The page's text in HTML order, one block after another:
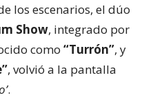
los escenarios, el dúo
Show, integrado por
como “Turrón”, y
, volvió a la pantalla
.